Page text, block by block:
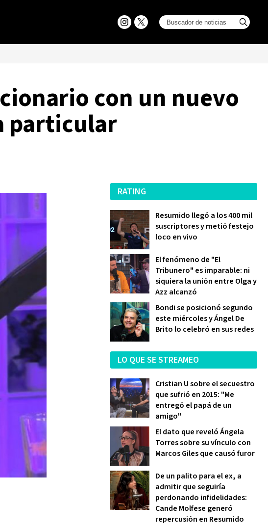
con un nuevo
particular
RATING
Resumido llegó a los 400 mil
suscriptores y metió festejo
loco en vivo
El fenómeno de "El
Tribunero" es imparable: ni
siquiera la unión entre Olga y
Azz alcanzó
Bondi se posicionó segundo
este miércoles y Ángel De
Brito lo celebró en sus redes
LO QUE SE STREAMEO
Cristian U sobre el secuestro
que sufrió en 2015: "Me
entregó el papá de un
amigo"
El dato que reveló Ángela
Torres sobre su vínculo con
Marcos Giles que causó furor
De un palito para el ex, a
admitir que seguiría
perdonando infidelidades:
Cande Molfese generó
repercusión en Resumido